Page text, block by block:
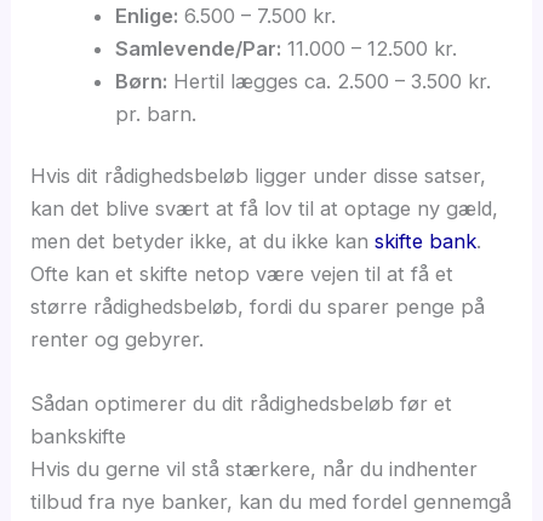
Enlige: 6.500 – 7.500 kr.
Samlevende/Par: 11.000 – 12.500 kr.
Børn: Hertil lægges ca. 2.500 – 3.500 kr.
pr. barn.
Hvis dit rådighedsbeløb ligger under disse satser,
kan det blive svært at få lov til at optage ny gæld,
men det betyder ikke, at du ikke kanskifte bank.
Ofte kan et skifte netop være vejen til at få et
større rådighedsbeløb, fordi du sparer penge på
renter og gebyrer.
Sådan optimerer du dit rådighedsbeløb før et
bankskifte
Hvis du gerne vil stå stærkere, når du indhenter
tilbud fra nye banker, kan du med fordel gennemgå